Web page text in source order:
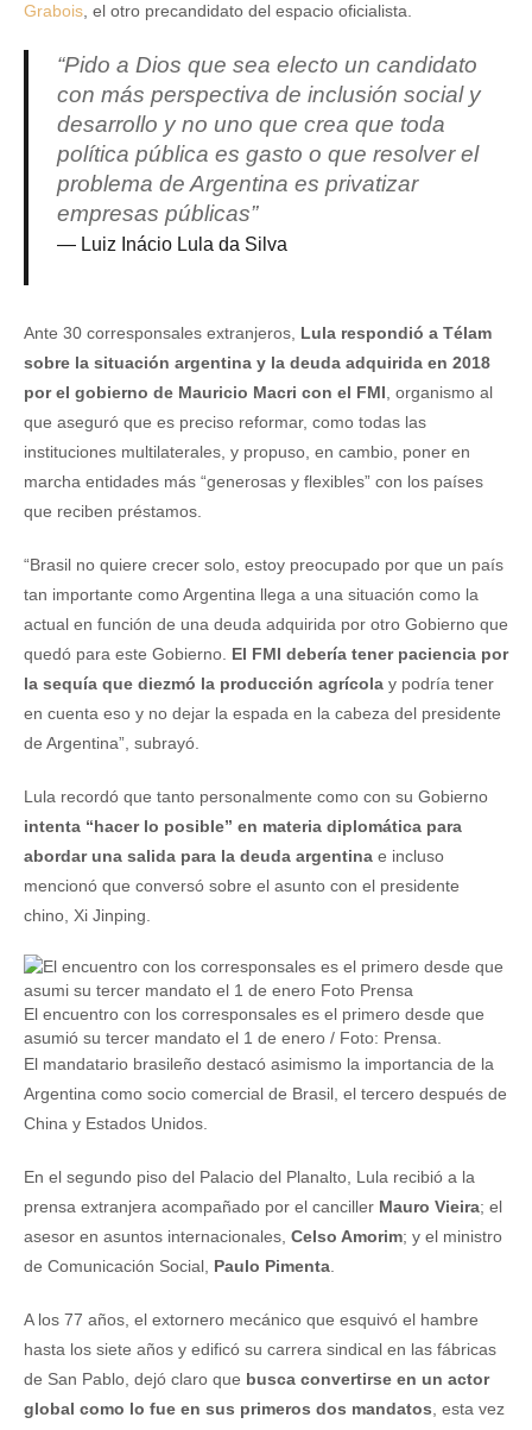
Grabois , el otro precandidato del espacio oficialista.
“Pido a Dios que sea electo un candidato
con más perspectiva de inclusión social y
desarrollo y no uno que crea que toda
política pública es gasto o que resolver el
problema de Argentina es privatizar
empresas públicas”
Luiz Inácio Lula da Silva
Ante 30 corresponsales extranjeros, Lula respondió a Télam
sobre la situación argentina y la deuda adquirida en 2018
por el gobierno de Mauricio Macri con el FMI , organismo al
que aseguró que es preciso reformar, como todas las
instituciones multilaterales, y propuso, en cambio, poner en
marcha entidades más “generosas y flexibles” con los países
que reciben préstamos.
“Brasil no quiere crecer solo, estoy preocupado por que un país
tan importante como Argentina llega a una situación como la
actual en función de una deuda adquirida por otro Gobierno que
quedó para este Gobierno. El FMI debería tener paciencia por
la sequía que diezmó la producción agrícola y podría tener
en cuenta eso y no dejar la espada en la cabeza del presidente
de Argentina”, subrayó.
Lula recordó que tanto personalmente como con su Gobierno
intenta “hacer lo posible” en materia diplomática para
abordar una salida para la deuda argentina e incluso
mencionó que conversó sobre el asunto con el presidente
chino, Xi Jinping.
El encuentro con los corresponsales es el primero desde que
asumió su tercer mandato el 1 de enero / Foto: Prensa.
El mandatario brasileño destacó asimismo la importancia de la
Argentina como socio comercial de Brasil, el tercero después de
China y Estados Unidos.
En el segundo piso del Palacio del Planalto, Lula recibió a la
prensa extranjera acompañado por el canciller Mauro Vieira; el
asesor en asuntos internacionales, Celso Amorim; y el ministro
de Comunicación Social, Paulo Pimenta
A los 77 años, el extornero mecánico que esquivó el hambre
hasta los siete años y edificó su carrera sindical en las fábricas
de San Pablo, dejó claro que busca convertirse en un actor
global como lo fue en sus primeros dos mandatos , esta vez